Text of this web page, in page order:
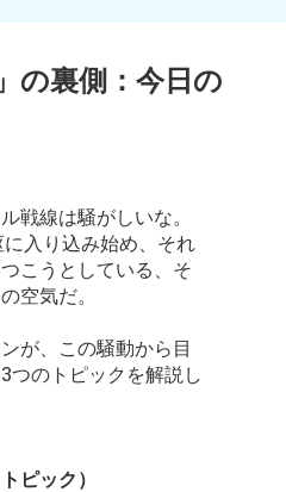
の裏側：今日の
戦線は騒がしいな。
入り込み始め、それ
こうとしている、そ
空気だ。
が、この騒動から目
つのトピックを解説し
ピック）